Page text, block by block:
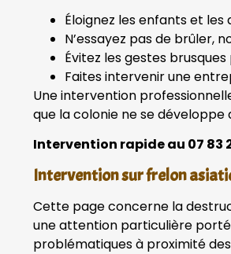
Éloignez les enfants et les
N’essayez pas de brûler,
Évitez les gestes
Faites intervenir une
Une intervention
que la colonie ne se développe
Intervention rapide au 07 83
Intervention sur frelon
Cette page concerne la
une attention particulière
problématiques à proximité